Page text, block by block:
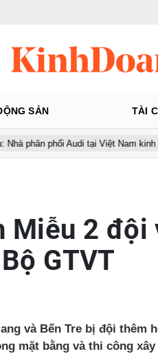
SẢN TÀI
Audi tại Việt Nam kinh doanh thua
Miễu 2 đội
GTVT
và Bến Tre bị đội thêm
mặt bằng và thi công